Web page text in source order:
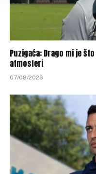
Puzigaća: Drago mi je
atmosferi
07/08/2026